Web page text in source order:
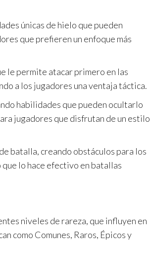
únicas de hielo que pueden
que prefieren un enfoque más
le permite atacar primero en las
a los jugadores una ventaja táctica.
habilidades que pueden ocultarlo
jugadores que disfrutan de un estilo
batalla, creando obstáculos para los
que lo hace efectivo en batallas
niveles de rareza, que influyen en
como Comunes, Raros, Épicos y